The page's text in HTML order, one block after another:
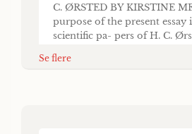
C. ØRSTED BY KIRSTINE
purpose of the present essay
scientific pa- pers of H. C.
they appeared, as well as
Se flere